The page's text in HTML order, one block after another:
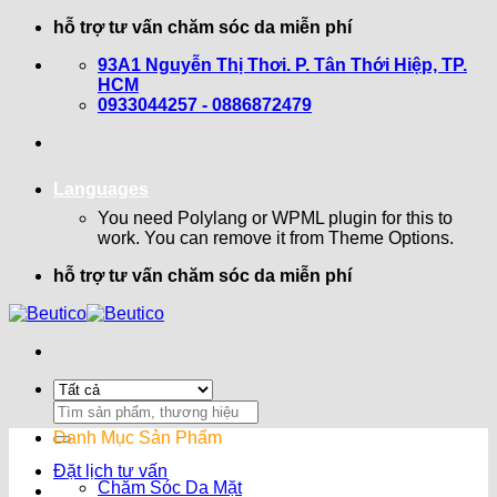
hỗ trợ tư vấn chăm sóc da miễn phí
93A1 Nguyễn Thị Thơi. P. Tân Thới Hiệp, TP.
HCM
0933044257 - 0886872479
Languages
You need Polylang or WPML plugin for this to
work. You can remove it from Theme Options.
hỗ trợ tư vấn chăm sóc da miễn phí
Search
for:
Đặt lịch tư vấn
Danh Mục Sản Phẩm
Chăm Sóc Da Mặt